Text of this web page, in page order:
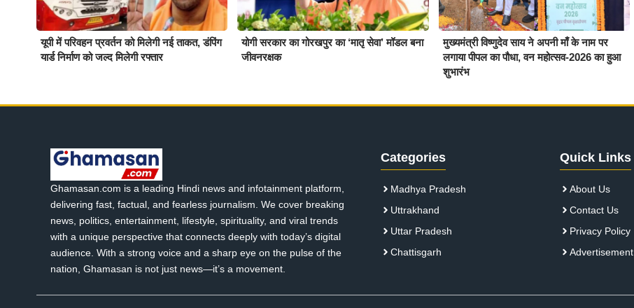
यूपी में परिवहन प्रवर्तन को मिलेगी नई ताकत, डंपिंग
यार्ड निर्माण को जल्द मिलेगी रफ्तार
योगी सरकार का गोरखपुर का ‘मातृ सेवा’ मॉडल बना
जीवनरक्षक
मुख्यमंत्री विष्णुदेव साय ने अपनी माँ के नाम पर
लगाया पीपल का पौधा, वन महोत्सव-2026 का हुआ
शुभारंभ
Ghamasan.com is a leading Hindi news and infotainment platform,
delivering fast, factual, and fearless journalism. We cover breaking
news, politics, entertainment, lifestyle, spirituality, and viral trends
with a unique perspective that connects deeply with today’s digital
audience. With a strong voice and a sharp eye on the pulse of the
nation, Ghamasan is not just news—it’s a movement.
Categories
Madhya Pradesh
Uttrakhand
Uttar Pradesh
Chattisgarh
Quick Links
About Us
Contact Us
Privacy Policy
Advertisement